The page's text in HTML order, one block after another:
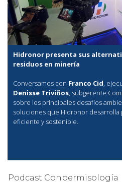
Hidronor presenta sus
residuos en minería
Conversamos con Franco Cid,
Denisse Triviños, subgerente
sobre los principales desafíos
soluciones que Hidronor desarrolla
eficiente y sostenible.
Podcast Conpermisología